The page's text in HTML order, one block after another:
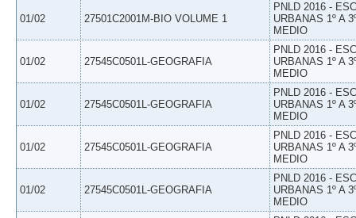
01/02 27501C2001M-BIO VOLUME 1
PNLD 2016 -
URBANAS 1º A
MEDIO
01/02 27545C0501L-GEOGRAFIA
PNLD 2016 -
URBANAS 1º A
MEDIO
01/02 27545C0501L-GEOGRAFIA
PNLD 2016 -
URBANAS 1º A
MEDIO
01/02 27545C0501L-GEOGRAFIA
PNLD 2016 -
URBANAS 1º A
MEDIO
01/02 27545C0501L-GEOGRAFIA
PNLD 2016 -
URBANAS 1º A
MEDIO